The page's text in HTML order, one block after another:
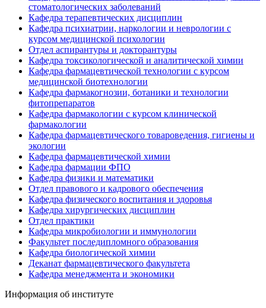
стоматологических заболеваний
Кафедра терапевтических дисциплин
Кафедра психиатрии, наркологии и неврологии с
курсом медицинской психологии
Отдел аспирантуры и докторантуры
Кафедра токсикологической и аналитической химии
Кафедра фармацевтической технологии с курсом
медицинской биотехнологии
Кафедра фармакогнозии, ботаники и технологии
фитопрепаратов
Кафедра фармакологии с курсом клинической
фармакологии
Кафедра фармацевтического товароведения, гигиены и
экологии
Кафедра фармацевтической химии
Кафедра фармации ФПО
Кафедра физики и математики
Отдел правового и кадрового обеспечения
Кафедра физического воспитания и здоровья
Кафедра хирургических дисциплин
Отдел практики
Кафедра микробиологии и иммунологии
Факультет последипломного образования
Кафедра биологической химии
Деканат фармацевтического факультета
Кафедра менеджмента и экономики
Информация об институте